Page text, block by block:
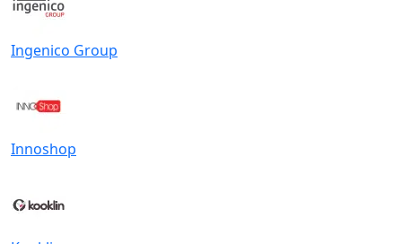
Ingenico Group
Innoshop